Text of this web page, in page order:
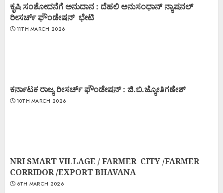
ಕೃಷಿ ಸಂಶೋದನೆಗೆ ಅನುದಾನ : ದೆಹಲಿ ಅನುಸಂಧಾನ್ ನ್ಯಾಷನಲ್
ರೀಸರ್ಚ್ ಫೌಂಡೇಷನ್ ಭೇಟಿ
11TH MARCH 2026
ಕರ್ನಾಟಕ ರಾಜ್ಯ ರೀಸರ್ಚ್ ಫೌಂಡೇಷನ್ : ಜಿ.ಬಿ.ಜ್ಯೋತಿಗಣೇಶ್
10TH MARCH 2026
NRI SMART VILLAGE / FARMER CITY /FARMER
CORRIDOR /EXPORT BHAVANA
6TH MARCH 2026